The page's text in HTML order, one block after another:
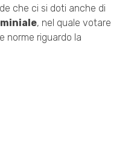
che ci si doti anche di
, nel quale votare
norme riguardo la